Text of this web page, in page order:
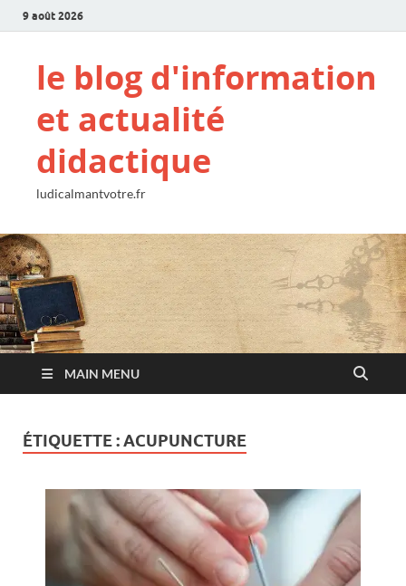
9 août 2026
le blog d'information
et actualité
didactique
ludicalmantvotre.fr
MAIN MENU
ÉTIQUETTE :ACUPUNCTURE